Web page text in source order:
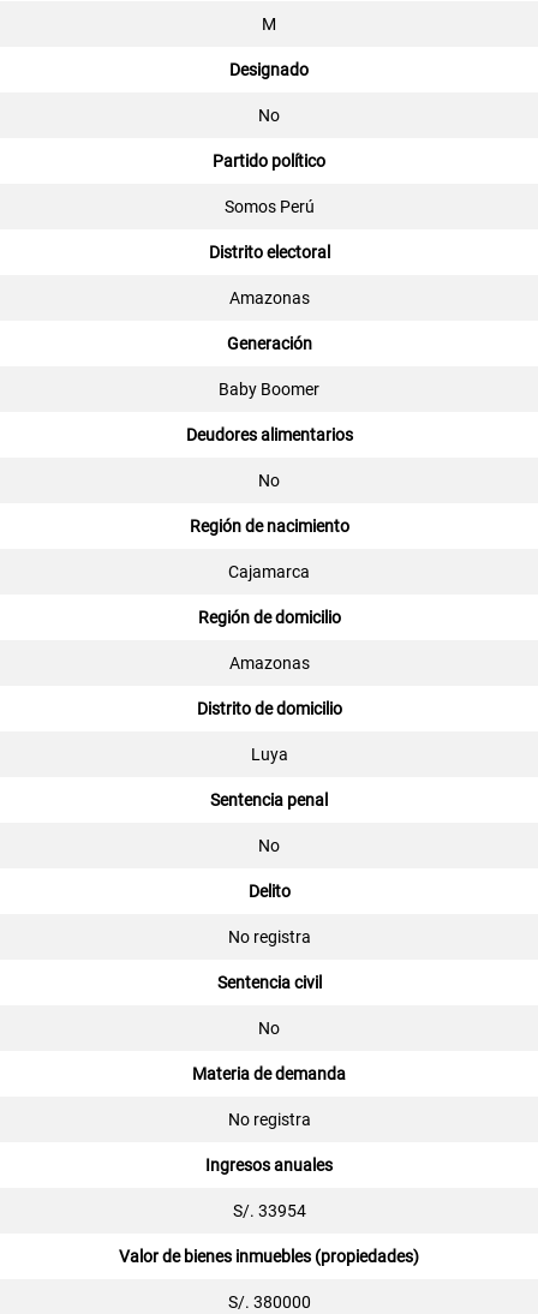
M
Designado
No
Partido político
Somos Perú
Distrito electoral
Amazonas
Generación
Baby Boomer
Deudores alimentarios
No
Región de nacimiento
Cajamarca
Región de domicilio
Amazonas
Distrito de domicilio
Luya
Sentencia penal
No
Delito
No registra
Sentencia civil
No
Materia de demanda
No registra
Ingresos anuales
S/. 33954
Valor de bienes inmuebles (propiedades)
S/. 380000